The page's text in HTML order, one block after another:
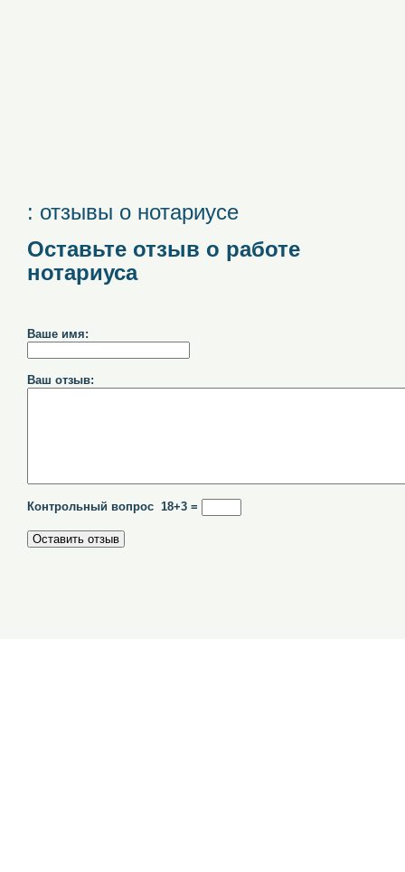
: отзывы о нотариусе
Оставьте отзыв о работе
нотариуса
Ваше имя:
Ваш отзыв:
Контрольный вопрос 18+3 =